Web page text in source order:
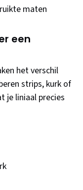
maten
een
het verschil
strips, kurk of
je liniaal precies